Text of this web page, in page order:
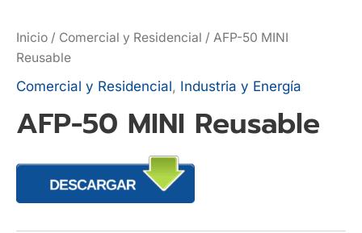
Inicio / Comercial y Residencial / AFP-50 MINI
Reusable
Comercial y Residencial, Industria y Energía
AFP-50 MINI Reusable